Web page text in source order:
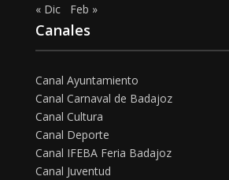
« Dic
Feb »
Canales
Canal Ayuntamiento
Canal Carnaval de Badajoz
Canal Cultura
Canal Deporte
Canal IFEBA Feria Badajoz
Canal Juventud